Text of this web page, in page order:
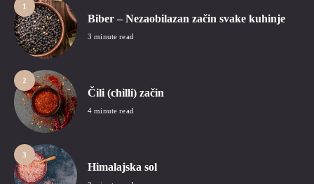
1
Biber – Nezaobilazan začin svake kuhinje
3 minute read
2
Čili (chilli) začin
4 minute read
3
Himalajska sol